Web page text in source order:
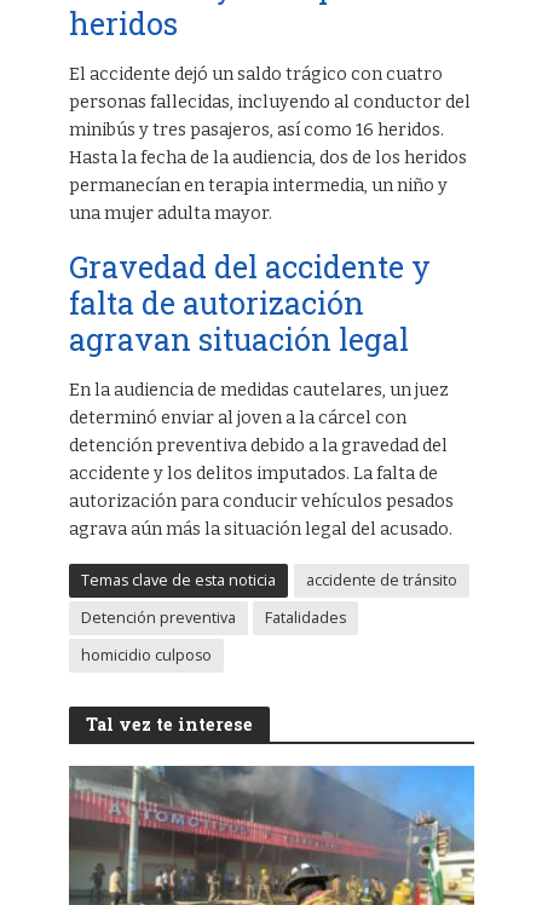
heridos
El accidente dejó un saldo trágico con cuatro
personas fallecidas, incluyendo al conductor del
minibús y tres pasajeros, así como 16 heridos.
Hasta la fecha de la audiencia, dos de los heridos
permanecían en terapia intermedia, un niño y
una mujer adulta mayor.
Gravedad del accidente y
falta de autorización
agravan situación legal
En la audiencia de medidas cautelares, un juez
determinó enviar al joven a la cárcel con
detención preventiva debido a la gravedad del
accidente y los delitos imputados. La falta de
autorización para conducir vehículos pesados
agrava aún más la situación legal del acusado.
Temas clave de esta noticia
accidente de tránsito
Detención preventiva
Fatalidades
homicidio culposo
Tal vez te interese